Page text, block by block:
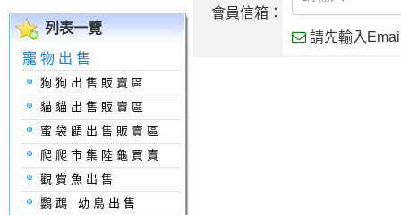
列表一覽
寵物出售
狗狗出售販賣區
貓貓出售販賣區
蜜袋鼯出售販賣區
爬爬市集陸龜買賣
觀賞魚出售
鸚鵡 幼鳥出售
會員信箱：
請先輸入